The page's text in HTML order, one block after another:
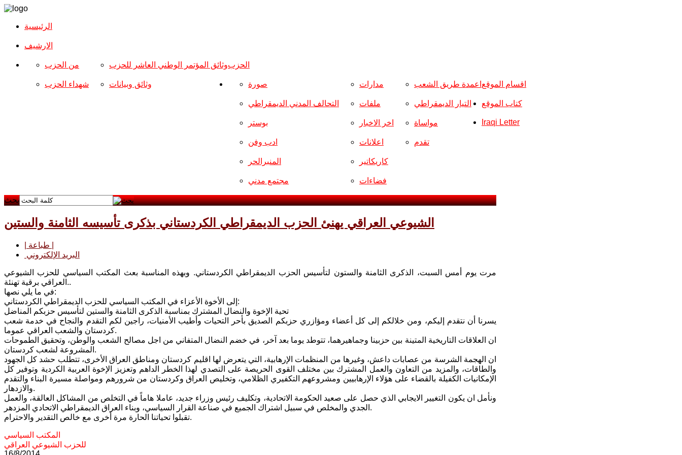
الرئيسية
الارشیف
الحزب من الحزب
شهداء الحزب
وثائق المؤتمر الوطني العاشر للحزب
وثائق وبيانات اقسام الموقع صورة
التحالف المدني الديمقراطي
بوستر
ادب وفن
المنبرالحر
مجتمع مدني
مدارات
ملفات
اخر الاخبار
اعلانات
كاريكاتير
فضاءات
اعمدة طريق الشعب
التيار الديمقراطي
مواساة
تقدم
كتاب الموقع
Iraqi Letter
بحث
الشيوعي العراقي يهنئ الحزب الديمقراطي الكردستاني بذكرى تأسيسه الثامنة والستين
البريد الإلكتروني
مرت يوم أمس السبت، الذكرى الثامنة والستون لتأسيس الحزب الديمقراطي الكردستاني. وبهذه المناسبة بعث المكتب السياسي للحزب الشيوعي
العراقي برقية تهنئة..
في ما يلي نصها:
إلى الأخوة الأعزاء في المكتب السياسي للحزب الديمقراطي الكردستاني:
تحية الإخوة والنضال المشترك بمناسبة الذكرى الثامنة والستين لتأسيس حزبكم المناضل
يسرنا أن نتقدم إليكم، ومن خلالكم إلى كل أعضاء ومؤازري حزبكم الصديق بأحر التحيات وأطيب الأمنيات، راجين لكم التقدم والنجاح في خدمة شعب
كردستان والشعب العراقي عموما.
ان العلاقات التاريخية المتينة بين حزبينا وجماهيرهما، تتوطد يوما بعد آخر، في خضم النضال المتفاني من اجل مصالح الشعب والوطن، وتحقيق الطموحات
المشروعة لشعب كردستان.
ان الهجمة الشرسة من عصابات داعش، وغيرها من المنظمات الإرهابية، التي يتعرض لها اقليم كردستان ومناطق العراق الأخرى، تتطلب حشد كل الجهود
والطاقات، والمزيد من التعاون والعمل المشترك بين مختلف القوى الحريصة على التصدي لهذا الخطر الداهم وتعزيز الإخوة العربية الكردية وتوفير كل
الإمكانيات الكفيلة بالقضاء على هؤلاء الإرهابيين ومشروعهم التكفيري الظلامي، وتخليص العراق وكردستان من شرورهم ومواصلة مسيرة البناء والتقدم
والازدهار.
ونأمل ان يكون التغيير الايجابي الذي حصل على صعيد الحكومة الاتحادية، وتكليف رئيس وزراء جديد، عاملا هاماً في التخلص من المشاكل العالقة، والعمل
الجدي والمخلص في سبيل اشتراك الجميع في صناعة القرار السياسي، وبناء العراق الديمقراطي الاتحادي المزدهر.
تقبلوا تحياتنا الحارة مرة أخرى مع خالص التقدير والاحترام.
المكتب السياسي
للحزب الشيوعي العراقي